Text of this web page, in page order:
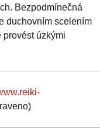
Bezpodmínečná
duchovním scelením
provést úzkými